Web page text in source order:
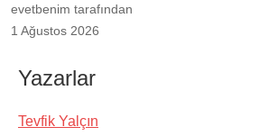
evetbenim tarafından
1 Ağustos 2026
Yazarlar
Tevfik Yalçın